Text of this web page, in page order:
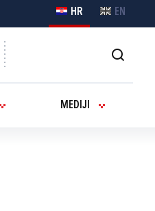
HR EN
MEDIJI